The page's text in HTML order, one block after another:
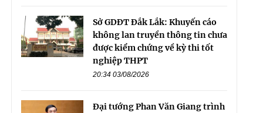
Sở GDĐT Đắk Lắk: Khuyến cáo
không lan truyền thông tin chưa
được kiểm chứng về kỳ thi tốt
nghiệp THPT
20:34 03/08/2026
Đại tướng Phan Văn Giang trình